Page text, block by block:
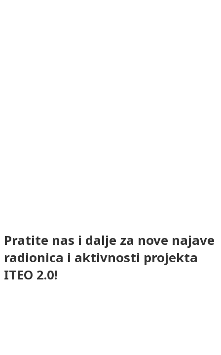
Pratite nas i dalje za nove najave
radionica i aktivnosti projekta
ITEO 2.0!